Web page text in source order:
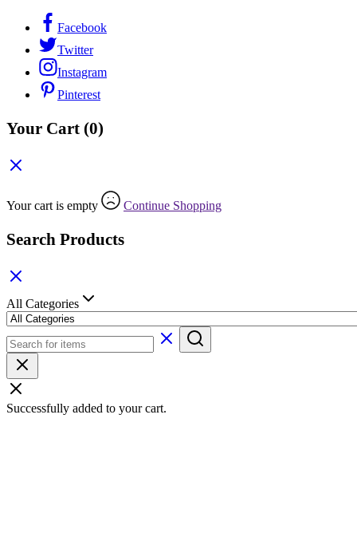
Facebook
Twitter
Instagram
Pinterest
Your Cart (0)
Your cart is empty Continue Shopping
Search Products
All Categories
Successfully added to your cart.